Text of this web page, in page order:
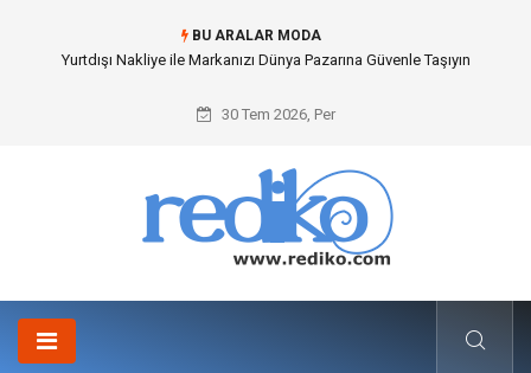
BU ARALAR MODA
Yurtdışı Nakliye ile Markanızı Dünya Pazarına Güvenle Taşıyın
30 Tem 2026, Per